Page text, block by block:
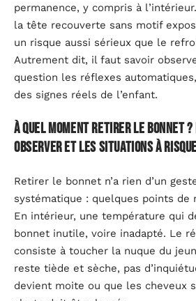
permanence, y compris à
la tête recouverte sans motif
un risque aussi sérieux que le
Autrement dit, il faut savoir
question les réflexes
des signes réels de l’enfant.
À quel moment retirer le bonnet ?
observer et les situations à risque
Retirer le bonnet n’a rien d’un
systématique : quelques points de
En intérieur, une température qui
bonnet inutile, voire inadapté. Le
consiste à toucher la nuque du
reste tiède et sèche, pas
devient moite ou que les cheveux